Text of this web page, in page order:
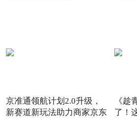
京准通领航计划2.0升级，
新赛道新玩法助力商家京东
《趁
了！